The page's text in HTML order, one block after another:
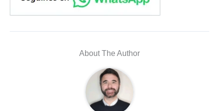
About The Author